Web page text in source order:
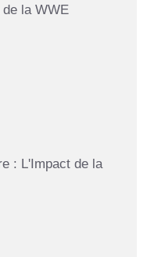
la WWE
: L'Impact de la